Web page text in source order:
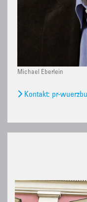
Michael Eberlein
Kontakt: pr-